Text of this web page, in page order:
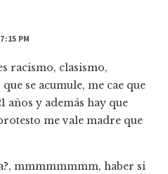
PM
racismo, clasismo,
se acumule, me cae que
años y además hay que
me vale madre que
mmmmmmmm, haber si